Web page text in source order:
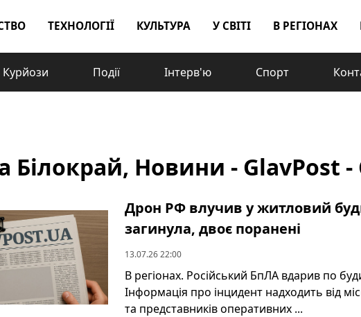
ТЕХНОЛОГІЇ КУЛЬТУРА У СВІТІ В РЕГІОНАХ
Курйози Події Інтерв'ю Спорт
Білокрай, Новини - GlavPost -
Дрон РФ влучив у житловий
загинула, двоє поранені
13.07.26 22:00
В регіонах. Російський БпЛА вдарив по
Інформація про інцидент надходить від
та представників оперативних ...